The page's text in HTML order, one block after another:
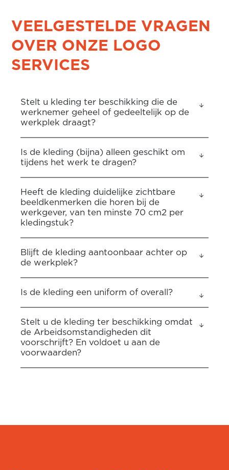
VEELGESTELDE VRAGEN
OVER ONZE LOGO
SERVICES
Stelt u kleding ter beschikking die de
werknemer geheel of gedeeltelijk op de
werkplek draagt?
Is de kleding (bijna) alleen geschikt om
tijdens het werk te dragen?
Heeft de kleding duidelijke zichtbare
beeldkenmerken die horen bij de
werkgever, van ten minste 70 cm2 per
kledingstuk?
Blijft de kleding aantoonbaar achter op
de werkplek?
Is de kleding een uniform of overall?
Stelt u de kleding ter beschikking omdat
de Arbeidsomstandigheden dit
voorschrijft? En voldoet u aan de
voorwaarden?